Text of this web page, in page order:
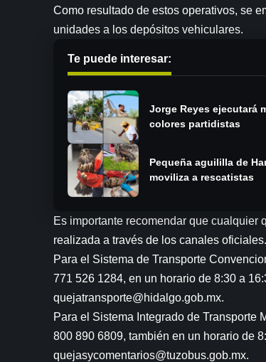
Como resultado de estos operativos, se
unidades a los depósitos vehiculares.
Te puede interesar:
Jorge Reyes ejecutará
colores partidistas
Pequeña aguililla de
moviliza a rescatistas
Es importante recomendar que
realizada a través de los canales oficiales.
Para el Sistema de Transporte
771 526 1284, en un horario de 8:30 a
quejatransporte@hidalgo.gob.mx.
Para el Sistema Integrado de Transporte
800 890 6809, también en un horario de
quejasycomentarios@tuzobus.gob.mx.